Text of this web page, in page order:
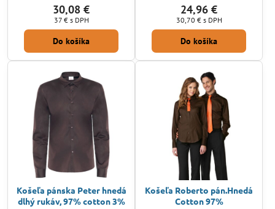
30,08 €
37 € s DPH
Do košíka
24,96 €
30,70 € s DPH
Do košíka
Košeľa pánska Peter hnedá
dlhý rukáv, 97% cotton 3%
Košeľa Roberto pán.Hnedá
Cotton 97%